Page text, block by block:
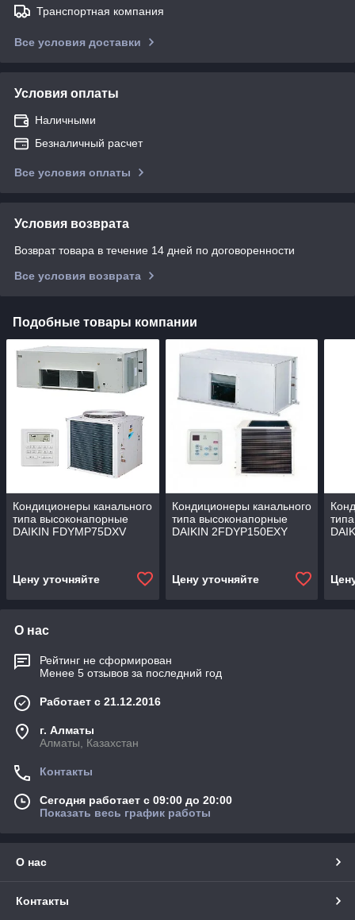
Транспортная компания
Все условия доставки
Условия оплаты
Наличными
Безналичный расчет
Все условия оплаты
Условия возврата
Возврат товара в течение 14 дней по договоренности
Все условия возврата
Подобные товары компании
Кондиционеры канального
типа высоконапорные
DAIKIN FDYMP75DXV
Цену уточняйте
Кондиционеры канального
типа высоконапорные
DAIKIN 2FDYP150EXY
Цену уточняйте
О нас
Рейтинг не сформирован
Менее 5 отзывов за последний год
Работает с 21.12.2016
г. Алматы
Алматы, Казахстан
Контакты
Сегодня работает с 09:00 до 20:00
Показать весь график работы
О нас
Контакты